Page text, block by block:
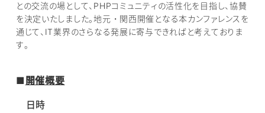
との交流の場として、PHPコミュニティの活性化を目指し、協賛
を決定いたしました。地元・関西開催となる本カンファレンスを
通じて、IT業界のさらなる発展に寄与できればと考えておりま
す。
■ 開催概要
日時